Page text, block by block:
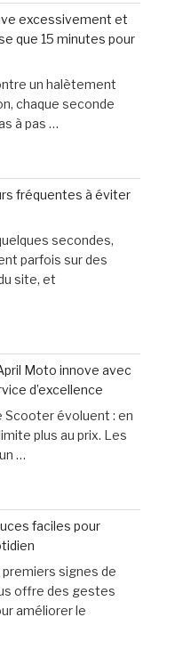
excessivement et
que 15 minutes pour
un halètement
chaque seconde
à pas …
fréquentes à éviter
secondes,
parfois sur des
site, et
Moto innove avec
d’excellence
évoluent : en
plus au prix. Les
…
faciles pour
signes de
offre des gestes
améliorer le